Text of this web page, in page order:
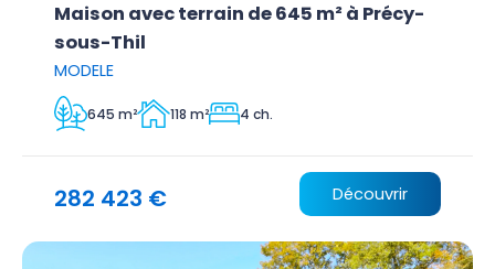
Maison avec terrain de 645 m² à Précy-
sous-Thil
MODELE
645 m² 118 m² 4 ch.
282 423 € Découvrir